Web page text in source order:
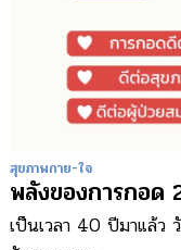
สุขภาพกาย-ใจ
พลังของการกอด
เป็นเวลา 40 ปีมาแล้ว